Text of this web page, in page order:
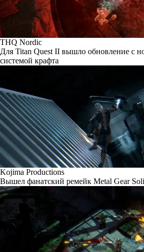
THQ Nordic
Для Titan Quest II вышло обновление с
системой крафта
Kojima Productions
Вышел фанатский ремейк Metal Gear